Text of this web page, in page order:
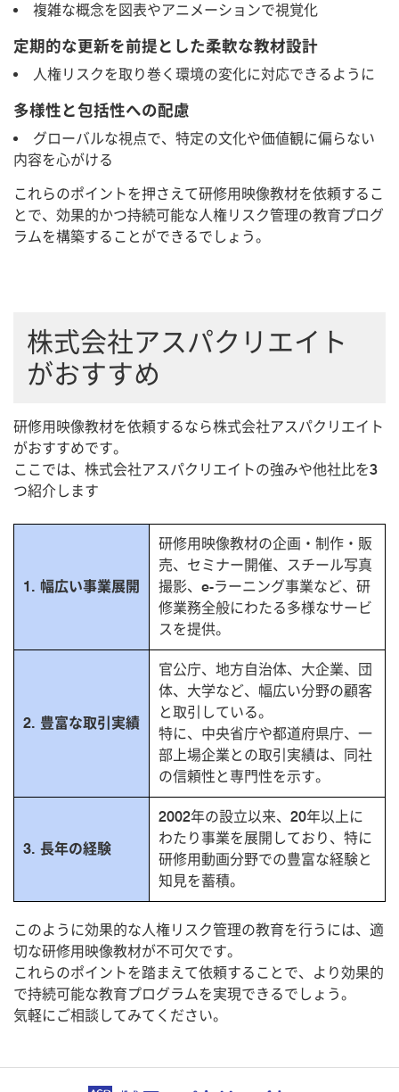
複雑な概念を図表やアニメーションで視覚化
定期的な更新を前提とした柔軟な教材設計
人権リスクを取り巻く環境の変化に対応できるように
多様性と包括性への配慮
グローバルな視点で、特定の文化や価値観に偏らない
内容を心がける
これらのポイントを押さえて研修用映像教材を依頼するこ
とで、効果的かつ持続可能な人権リスク管理の教育プログ
ラムを構築することができるでしょう。
株式会社アスパクリエイト
がおすすめ
研修用映像教材を依頼するなら株式会社アスパクリエイト
がおすすめです。
ここでは、株式会社アスパクリエイトの強みや他社比を3
つ紹介します
1. 幅広い事業展開
研修用映像教材の企画・制作・販
売、セミナー開催、スチール写真
撮影、e-ラーニング事業など、研
修業務全般にわたる多様なサービ
スを提供。
2. 豊富な取引実績
官公庁、地方自治体、大企業、団
体、大学など、幅広い分野の顧客
と取引している。
特に、中央省庁や都道府県庁、一
部上場企業との取引実績は、同社
の信頼性と専門性を示す。
3. 長年の経験
2002年の設立以来、20年以上に
わたり事業を展開しており、特に
研修用動画分野での豊富な経験と
知見を蓄積。
このように効果的な人権リスク管理の教育を行うには、適
切な研修用映像教材が不可欠です。
これらのポイントを踏まえて依頼することで、より効果的
で持続可能な教育プログラムを実現できるでしょう。
気軽にご相談してみてください。